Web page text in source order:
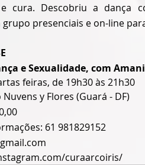
cura. Descobriu a dança
presenciais e on-line
e Sexualidade, com
feiras, de 19h30 às 21h30
Nuvens y Flores (Guará - DF)
61 981829152
curaarcoiris/